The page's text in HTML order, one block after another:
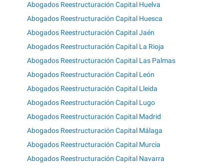
Abogados Reestructuración Capital Huelva
Abogados Reestructuración Capital Huesca
Abogados Reestructuración Capital Jaén
Abogados Reestructuración Capital La Rioja
Abogados Reestructuración Capital Las Palmas
Abogados Reestructuración Capital León
Abogados Reestructuración Capital Lleida
Abogados Reestructuración Capital Lugo
Abogados Reestructuración Capital Madrid
Abogados Reestructuración Capital Málaga
Abogados Reestructuración Capital Murcia
Abogados Reestructuración Capital Navarra